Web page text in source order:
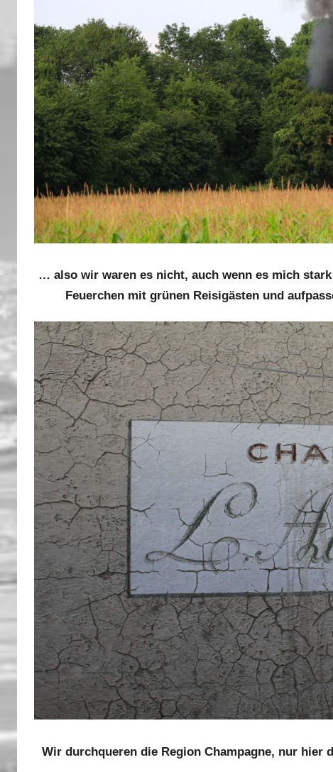
… also wir waren es nicht, auch wenn es mich
Feuerchen mit grünen Reisigästen und
Wir durchqueren die Region Champagne, nur hier